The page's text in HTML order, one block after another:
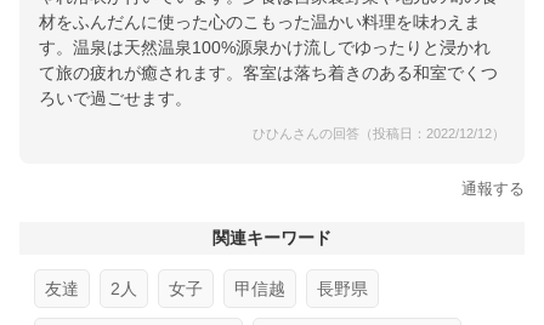
材をふんだんに使った心のこもった温かい料理を味わえま
す。温泉は天然温泉100%源泉かけ流しでゆったりと浸かれ
て旅の疲れが癒されます。客室は落ち着きのある和室でくつ
ろいで過ごせます。
ひひんさんの回答（投稿日：2022/12/12）
通報する
関連キーワード
友達 2人 女子 甲信越 長野県